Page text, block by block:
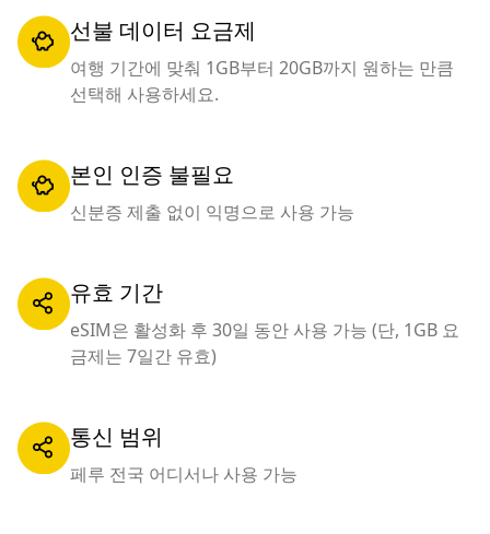
선불 데이터 요금제
여행 기간에 맞춰 1GB부터 20GB까지 원하는 만큼
선택해 사용하세요.
본인 인증 불필요
신분증 제출 없이 익명으로 사용 가능
유효 기간
eSIM은 활성화 후 30일 동안 사용 가능 (단, 1GB 요
금제는 7일간 유효)
통신 범위
페루 전국 어디서나 사용 가능